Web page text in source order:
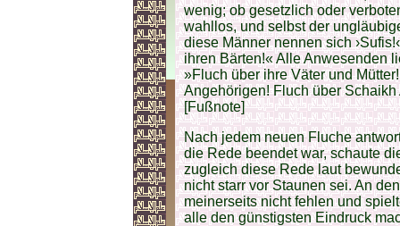
wenig; ob gesetzlich oder
wahllos, und selbst der
diese Männer nennen sich
ihren Bärten!« Alle Anwesenden
»Fluch über ihre Väter und
Angehörigen! Fluch über
[Fußnote]
Nach jedem neuen Fluche
die Rede beendet war, schaute
zugleich diese Rede laut
nicht starr vor Staunen sei. An
meinerseits nicht fehlen und
alle den günstigsten Eindruck